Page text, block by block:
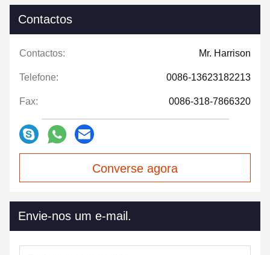
Contactos
Contactos: Mr. Harrison
Telefone: 0086-13623182213
Fax: 0086-318-7866320
Converse agora
Envie-nos um e-mail.